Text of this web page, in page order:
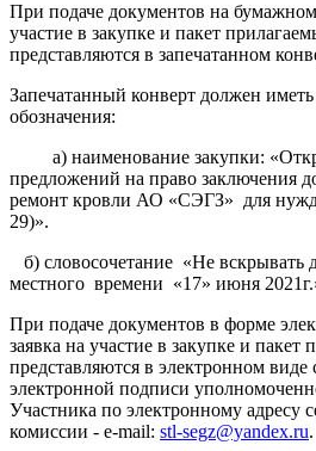
При подаче документов на бумажном
участие в закупке и пакет
представляются в запечатанном
Запечатанный конверт должен
обозначения:
а) наименование закупки:
предложений на право заключения
ремонт кровли АО «СЭГЗ» для
29)».
б) словосочетание «Не вскрывать
местного времени «17» июня
При подаче документов в форме
заявка на участие в закупке и
представляются в электронном виде
электронной подписи
Участника по электронному адресу
комиссии - e-mail: stl-segz@yandex.ru.